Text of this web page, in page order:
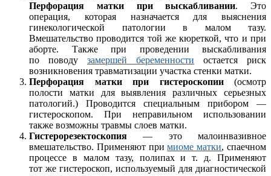
Перфорация матки при выскабливании. Это
операция, которая назначается для выяснения
гинекологической патологии в малом тазу.
Вмешательство проводится той же кюреткой, что и при
аборте. Также при проведении выскабливания
по поводу замершей беременности остается риск
возникновения травматизации участка стенки матки.
Перфорация матки при гистероскопии(осмотр
полости матки для выявления различных серьезных
патологий.) Проводится специальным прибором —
гистероскопом. При неправильном использовании
также возможны травмы слоев матки.
Гистерорезектоскопия — это малоинвазивное
вмешательство. Применяют примиоме матки, спаечном
процессе в малом тазу, полипах и т. д. Применяют
тот же гистероскоп, используемый для диагностической